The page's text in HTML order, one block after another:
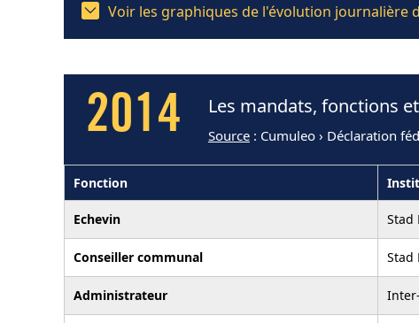
Voir les graphiques de l'évolution journalière
2014 Les mandats, fonctions
Source : Cumuleo › Déclaration
Fonction
Echevin Stad
Conseiller communal Stad
Administrateur